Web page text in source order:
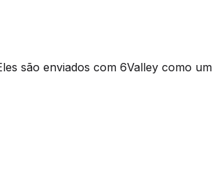
são enviados com 6Valley como